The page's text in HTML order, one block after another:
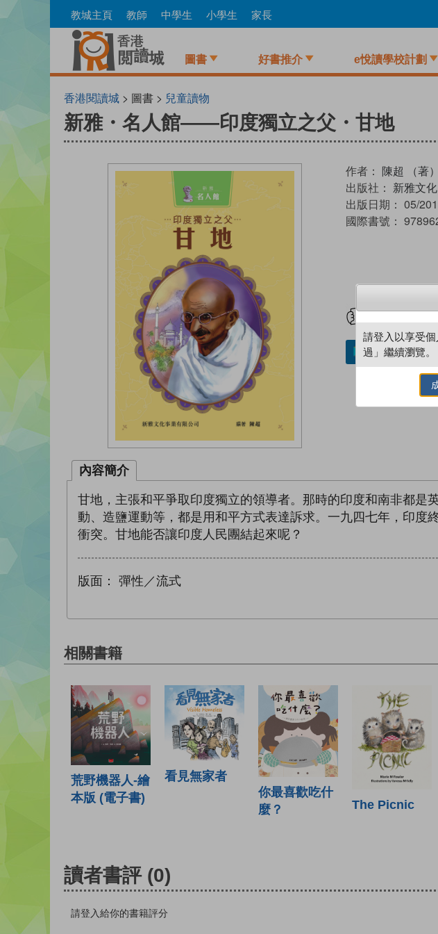
to
教城主頁 教師 中學生 小學生 家長
圖書 好書推介 e悅讀學校計劃
香港閱讀城 > 圖書 > 兒童讀物
新雅・名人館——印度獨立之父・甘地
作者： 陳超 （著）
出版社： 新雅文化
出版日期： 05/
國際書號：
加入／閱讀
內容簡介
甘地，主張和平爭取印度獨立的領導者。那時的印度和南非都是
動、造鹽運動等，都是用和平方式表達訴求。一九四七年，印度
衝突。甘地能否讓印度人民團結起來呢？
版面： 彈性／流式
相關書籍
荒野機器人-繪
本版 (電子書)
看見無家者
你最喜歡吃什
麼？
The Picnic
讀者書評 (0)
請登入給你的書籍評分
請登入以享受
過」繼續瀏覽。